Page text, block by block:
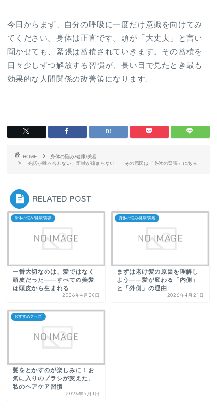
今日からまず、自分の呼吸に一度だけ意識を向けてみ
てください。身体は正直です。頭が「大丈夫」と言い
聞かせても、緊張は蓄積されていきます。その蓄積を
日々少しずつ解放する習慣が、長い目で見たとき最も
効果的な人間関係の改善策になります。
HOME
身体の悩み/健康/美容
会話が噛み合わない、距離が縮まらない——その原因は「身体の緊張」にある
RELATED POST
身体の悩み/健康/美容
一番大切なのは、髪ではなく
頭皮だった――すべての美髪
は頭皮から生まれる
2026年4月20日
身体の悩み/健康/美容
まずは老け髪の原因を理解し
よう――髪が変わる「内側」
と「外側」の理由
2026年4月21日
おすすめグッズ
髪をとかすのが楽しみに！お
気に入りのブラシが変えた、
私のヘアケア習慣
2026年5月4日